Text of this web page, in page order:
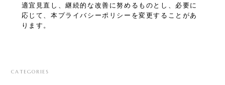
適宜見直し、継続的な改善に努めるものとし、必要に
応じて、本プライバシーポリシーを変更することがあ
ります。
CATEGORIES